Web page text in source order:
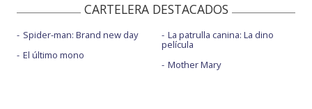
CARTELERA DESTACADOS
Spider-man: Brand new day
El último mono
La patrulla canina: La dino
película
Mother Mary